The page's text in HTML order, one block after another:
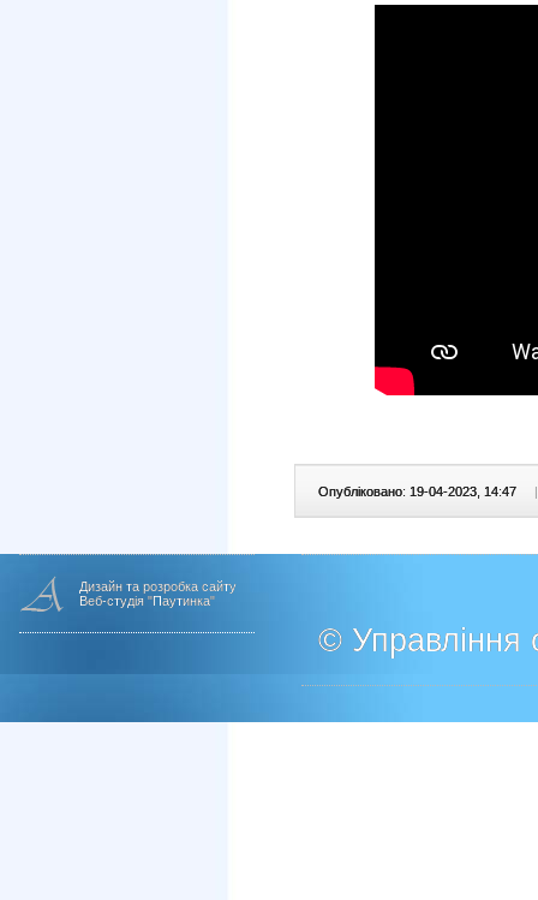
Опубліковано: 19-04-2023, 14:47 |
Дизайн та розробка сайту
Веб-студія "Паутинка"
© Управління